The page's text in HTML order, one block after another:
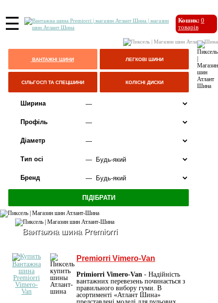
☰ Кошик: 0
товарів
ВАНТАЖНІ ШИНИ ЛЕГКОВІ ШИНИ
СІЛЬГОСП ТА СПЕЦШИНИ КОЛІСНІ ДИСКИ
Ширина
Профіль
Діаметр
Тип осі
Бренд
Вантажна шина Premiorri
Premiorri Vimero-Van
Primiorri Vimero-Van - Надійність
вантажних перевезень починається з
правильного вибору гуми. В
асортименті «Атлант Шина»
представлені моделі для рульових,